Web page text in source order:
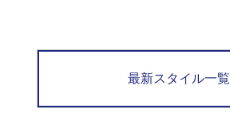
最新スタイル一覧